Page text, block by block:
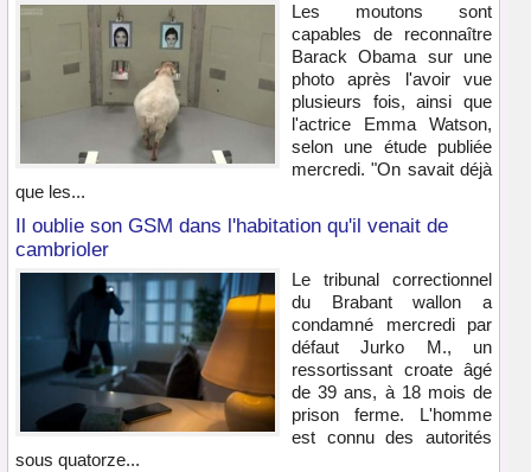
Les moutons sont
capables de reconnaître
Barack Obama sur une
photo après l'avoir vue
plusieurs fois, ainsi que
l'actrice Emma Watson,
selon une étude publiée
mercredi. "On savait déjà
que les...
Il oublie son GSM dans l'habitation qu'il venait de
cambrioler
Le tribunal correctionnel
du Brabant wallon a
condamné mercredi par
défaut Jurko M., un
ressortissant croate âgé
de 39 ans, à 18 mois de
prison ferme. L'homme
est connu des autorités
sous quatorze...